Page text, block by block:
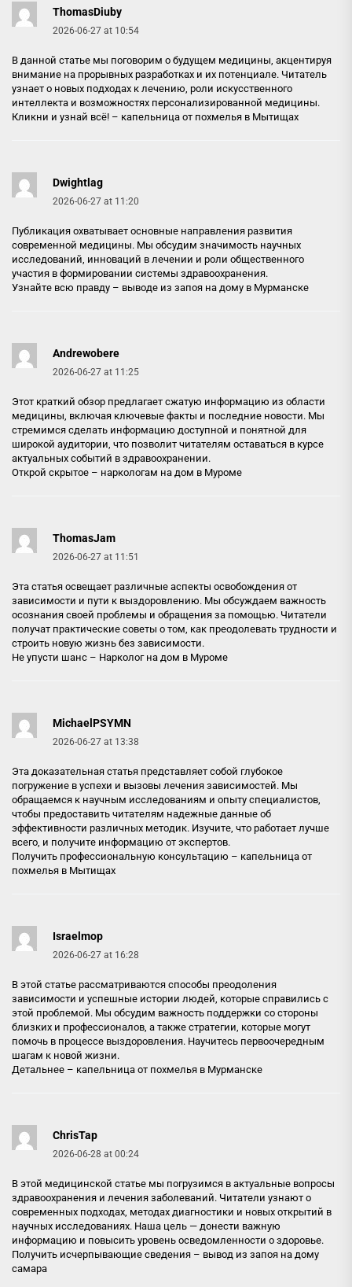
ThomasDiuby
2026-06-27 at 10:54
В данной статье мы поговорим о будущем медицины, акцентируя
внимание на прорывных разработках и их потенциале. Читатель
узнает о новых подходах к лечению, роли искусственного
интеллекта и возможностях персонализированной медицины.
Кликни и узнай всё! – капельница от похмелья в Мытищах
Dwightlag
2026-06-27 at 11:20
Публикация охватывает основные направления развития
современной медицины. Мы обсудим значимость научных
исследований, инноваций в лечении и роли общественного
участия в формировании системы здравоохранения.
Узнайте всю правду – выводе из запоя на дому в Мурманске
Andrewobere
2026-06-27 at 11:25
Этот краткий обзор предлагает сжатую информацию из области
медицины, включая ключевые факты и последние новости. Мы
стремимся сделать информацию доступной и понятной для
широкой аудитории, что позволит читателям оставаться в курсе
актуальных событий в здравоохранении.
Открой скрытое – наркологам на дом в Муроме
ThomasJam
2026-06-27 at 11:51
Эта статья освещает различные аспекты освобождения от
зависимости и пути к выздоровлению. Мы обсуждаем важность
осознания своей проблемы и обращения за помощью. Читатели
получат практические советы о том, как преодолевать трудности и
строить новую жизнь без зависимости.
Не упусти шанс – Нарколог на дом в Муроме
MichaelPSYMN
2026-06-27 at 13:38
Эта доказательная статья представляет собой глубокое
погружение в успехи и вызовы лечения зависимостей. Мы
обращаемся к научным исследованиям и опыту специалистов,
чтобы предоставить читателям надежные данные об
эффективности различных методик. Изучите, что работает лучше
всего, и получите информацию от экспертов.
Получить профессиональную консультацию – капельница от
похмелья в Мытищах
Israelmop
2026-06-27 at 16:28
В этой статье рассматриваются способы преодоления
зависимости и успешные истории людей, которые справились с
этой проблемой. Мы обсудим важность поддержки со стороны
близких и профессионалов, а также стратегии, которые могут
помочь в процессе выздоровления. Научитесь первоочередным
шагам к новой жизни.
Детальнее – капельница от похмелья в Мурманске
ChrisTap
2026-06-28 at 00:24
В этой медицинской статье мы погрузимся в актуальные вопросы
здравоохранения и лечения заболеваний. Читатели узнают о
современных подходах, методах диагностики и новых открытий в
научных исследованиях. Наша цель — донести важную
информацию и повысить уровень осведомленности о здоровье.
Получить исчерпывающие сведения – вывод из запоя на дому
самара